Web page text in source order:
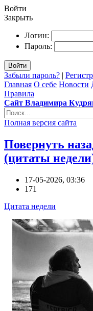
Войти
Закрыть
Логин:
Пароль:
Войти
Забыли пароль? |
Главная О себе Новости
Правила
Сайт Владимира
Полная версия сайта
Повернуть
(цитаты
17-05-2026, 03:36
171
Цитата недели